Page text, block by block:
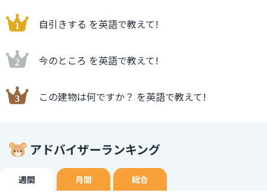
自引きする を英語で教えて!
今のところ を英語で教えて!
この建物は何ですか？ を英語で教えて!
アドバイザーランキング
週間 月間 総合